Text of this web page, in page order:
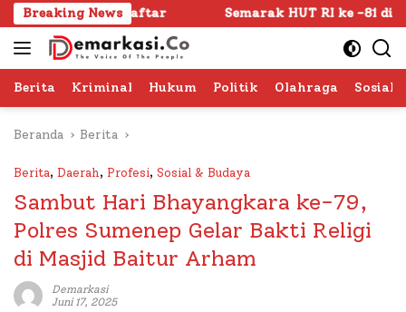
Langsung
ke
konten
Breaking NewsSemarak HUT RI ke -81 di Sumenep
Berita Kriminal Hukum Politik Olahraga Sosial
Beranda Berita
Berita, Daerah, Profesi, Sosial & Budaya
Sambut Hari Bhayangkara ke-79,
Polres Sumenep Gelar Bakti Religi
di Masjid Baitur Arham
Demarkasi
Juni 17, 2025